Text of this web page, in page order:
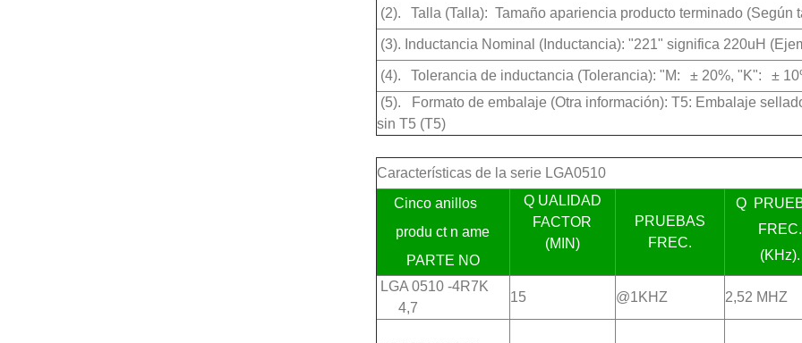
(2). Talla (Talla): Tamaño apariencia producto terminado (Según
(3). Inductancia Nominal (Inductancia): "221" significa 220uH
(4). Tolerancia de inductancia (Tolerancia): "M: ± 20%, "K": ±
(5).
Formato de embalaje (Otra información): T5: Embalaje
sin T5 (T5)
Características de la serie LGA0510
Cinco anillos
produ ct n ame
PARTE NO
Q UALIDAD
FACTOR
(MIN)
PRUEBAS
FREC.
Q
FREC.
(KHz).
LGA 0510 -4R7K
4,7
15 @1KHZ 2,52 MHZ